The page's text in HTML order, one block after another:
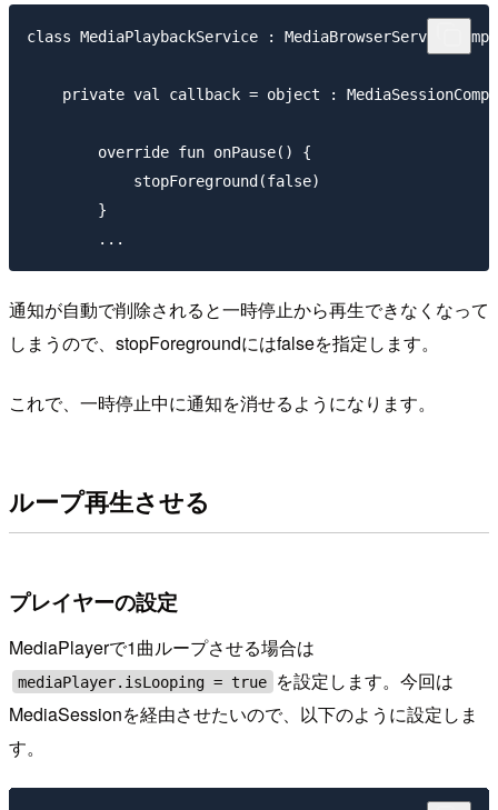
class MediaPlaybackService :
private val callback = object :
        override fun onPause() {
            stopForeground(false)
        }
通知が自動で削除されると一時停止から再生できなくなって
しまうので、stopForegroundにはfalseを指定します。
これで、一時停止中に通知を消せるようになります。
ループ再生させる
プレイヤーの設定
MediaPlayerで1曲ループさせる場合は
mediaPlayer.isLooping = true
を設定します。今回は
MediaSessionを経由させたいので、以下のように設定しま
す。